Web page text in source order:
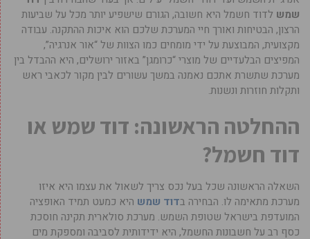
שמש לדוד חשמל היא חשובה, הגורם שישפיע יותר מכל על שביעות
הרצון, הבטיחות ואורך חיי המערכת שלכם הוא איכות ההתקנה. עבודה
מקצועית, המבוצעת על ידי מומחים כמו הצוות של “אור אנרגיה”,
המפיצים הבלעדיים של מוצרי “כרומגן” באזור ירושלים, היא ההבדל בין
מערכת שתשרת אתכם נאמנה במשך עשורים לבין מקור לכאבי ראש
ותקלות חוזרות ונשנות.
ההחלטה הראשונה: דוד שמש או
דוד חשמל?
השאלה הראשונה שכל בעל נכס צריך לשאול את עצמו היא איזו
מערכת מתאימה לו. הבחירה בדוד שמש היא כמעט תמיד האופציה
המועדפת בישראל שטופת השמש. מערכת סולארית תקינה חוסכת
כסף רב על חשבונות החשמל, היא ידידותית לסביבה ומספקת מים